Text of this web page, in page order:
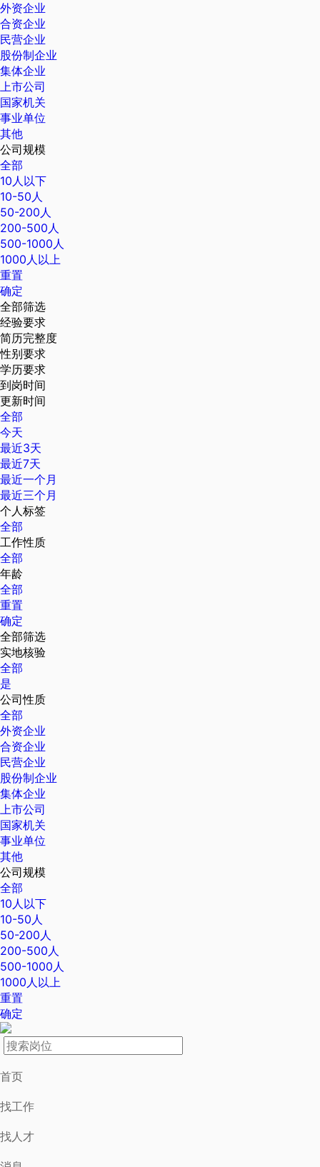
外资企业
合资企业
民营企业
股份制企业
集体企业
上市公司
国家机关
事业单位
其他
公司规模
全部
10人以下
10-50人
50-200人
200-500人
500-1000人
1000人以上
重置
确定
全部筛选
经验要求
简历完整度
性别要求
学历要求
到岗时间
更新时间
全部
今天
最近3天
最近7天
最近一个月
最近三个月
个人标签
全部
工作性质
全部
年龄
全部
重置
确定
全部筛选
实地核验
全部
是
公司性质
全部
外资企业
合资企业
民营企业
股份制企业
集体企业
上市公司
国家机关
事业单位
其他
公司规模
全部
10人以下
10-50人
50-200人
200-500人
500-1000人
1000人以上
重置
确定
首页
找工作
找人才